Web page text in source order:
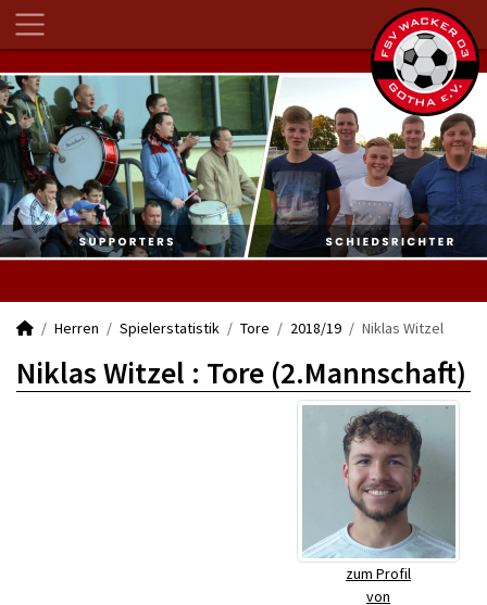
Herren Spielerstatistik Tore 2018/19 Niklas Witzel
Niklas Witzel : Tore (2.Mannschaft)
zum Profil
von